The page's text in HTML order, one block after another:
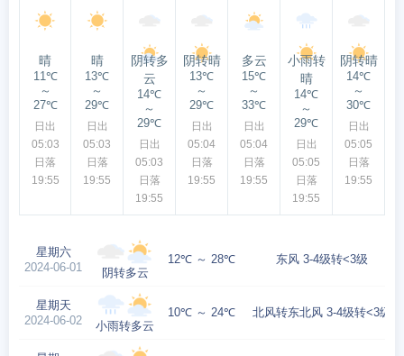
晴
11℃
～
27℃
日出
05:03
日落
19:55
晴
13℃
～
29℃
日出
05:03
日落
19:55
阴转多
云
14℃
～
29℃
日出
05:03
日落
19:55
阴转晴
13℃
～
29℃
日出
05:04
日落
19:55
多云
15℃
～
33℃
日出
05:04
日落
19:55
小雨转
晴
14℃
～
29℃
日出
05:05
日落
19:55
阴转晴
14℃
～
30℃
日出
05:05
日落
19:55
星期六
2024-06-01
阴转多云
12℃ ～ 28℃ 东风 3-4级转<3级
星期天
2024-06-02
小雨转多云
10℃ ～ 24℃ 北风转东北风 3-4级转<3级